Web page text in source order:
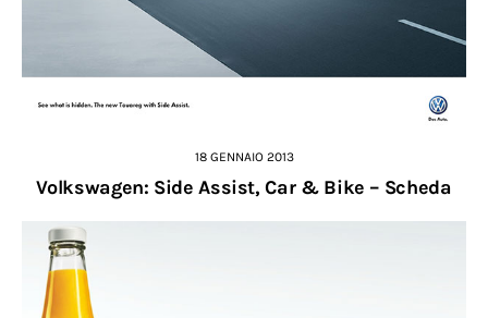
18 GENNAIO 2013
Volkswagen: Side Assist, Car & Bike – Scheda